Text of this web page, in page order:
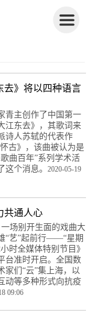
去》将以四种语言
青主创作了中国第一
江东去》，其歌词来
诗人苏轼的代表作
怀古》，该曲被认为是
曲百年”系列学术活
个消息。 2020-05-19
共通人心
场别开生面的戏曲大
“艺”起前行——“星期
时全媒体特别节目》
台准时开启。全国数
家们“云”集上海，以
动等多种形式向抗疫
09:06